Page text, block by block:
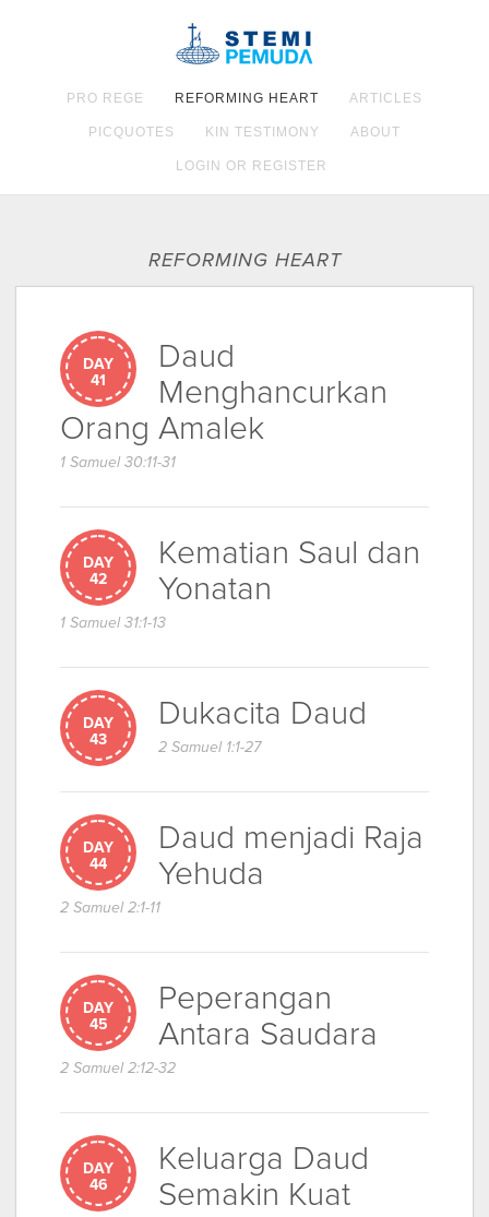
PRO REGE REFORMING HEART ARTICLES
PICQUOTES KIN TESTIMONY ABOUT
LOGIN OR REGISTER
REFORMING HEART
DAY
41
Daud
Menghancurkan
Orang Amalek
1 Samuel 30:11-31
DAY
42
Kematian Saul dan
Yonatan
1 Samuel 31:1-13
DAY
43
Dukacita Daud
2 Samuel 1:1-27
DAY
44
Daud menjadi Raja
Yehuda
2 Samuel 2:1-11
DAY
45
Peperangan
Antara Saudara
2 Samuel 2:12-32
DAY
46
Keluarga Daud
Semakin Kuat